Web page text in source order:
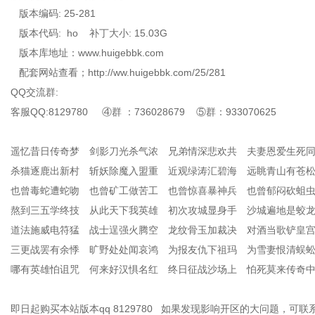
版本编码: 25-281
版本代码: ho 补丁大小: 15.03G
版本库地址：www.huigebbk.com
配套网站查看；http://ww.huigebbk.com/25/281
QQ交流群:
客服QQ:8129780 ④群 ：736028679 ⑤群：933070625
遥忆昔日传奇梦 剑影刀光杀气浓 兄弟情深悲欢共 夫妻恩爱生死同
杀猫逐鹿出新村 斩妖除魔入盟重 近观绿涛汇碧海 远眺青山有苍松
也曾毒蛇遭蛇吻 也曾矿工做苦工 也曾惊喜暴神兵 也曾郁闷砍蛆虫
熬到三五学终技 从此天下我英雄 初次攻城显身手 沙城遍地是蛟龙
道法施威电符猛 战士逞强火腾空 龙纹骨玉加裁决 对酒当歌铲皇宫
三更战罢有余悸 旷野处处闻哀鸿 为报友仇下祖玛 为雪妻恨清蜈蚣
哪有英雄怕诅咒 何来好汉惧名红 终日征战沙场上 怕死莫来传奇中
即日起购买本站版本qq 8129780 如果发现影响开区的大问题，可联